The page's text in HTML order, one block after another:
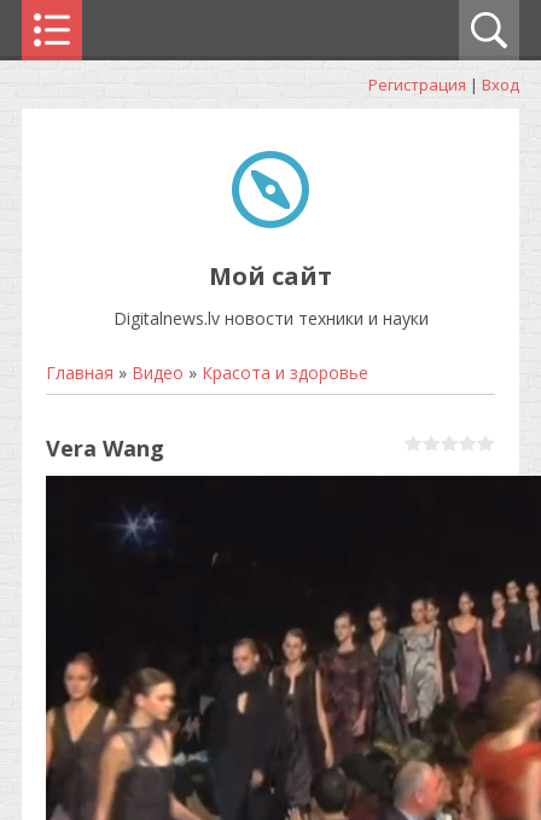
Регистрация | Вход
Мой сайт
Digitalnews.lv новости техники и науки
Главная » Видео » Красота и здоровье
Vera Wang